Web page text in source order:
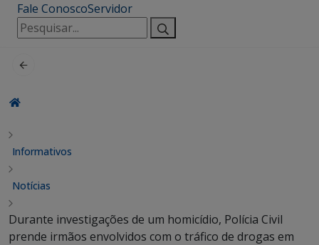
Fale ConoscoServidor
Pesquisar
por:
Informativos
Notícias
Durante investigações de um homicídio, Polícia Civil
prende irmãos envolvidos com o tráfico de drogas em